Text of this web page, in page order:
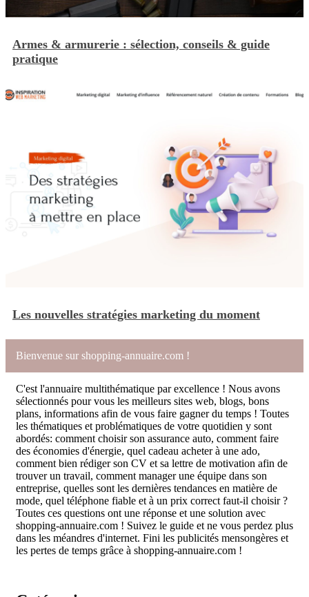
Armes & armurerie : sélection, conseils & guide
pratique
Les nouvelles stratégies marketing du moment
Bienvenue sur shopping-annuaire.com !
C'est l'annuaire multithématique par excellence ! Nous avons
sélectionnés pour vous les meilleurs sites web, blogs, bons
plans, informations afin de vous faire gagner du temps ! Toutes
les thématiques et problématiques de votre quotidien y sont
abordés: comment choisir son assurance auto, comment faire
des économies d'énergie, quel cadeau acheter à une ado,
comment bien rédiger son CV et sa lettre de motivation afin de
trouver un travail, comment manager une équipe dans son
entreprise, quelles sont les dernières tendances en matière de
mode, quel téléphone fiable et à un prix correct faut-il choisir ?
Toutes ces questions ont une réponse et une solution avec
shopping-annuaire.com ! Suivez le guide et ne vous perdez plus
dans les méandres d'internet. Fini les publicités mensongères et
les pertes de temps grâce à shopping-annuaire.com !